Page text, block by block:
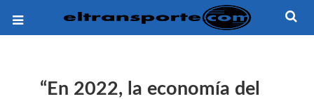
“En 2022, la economía del